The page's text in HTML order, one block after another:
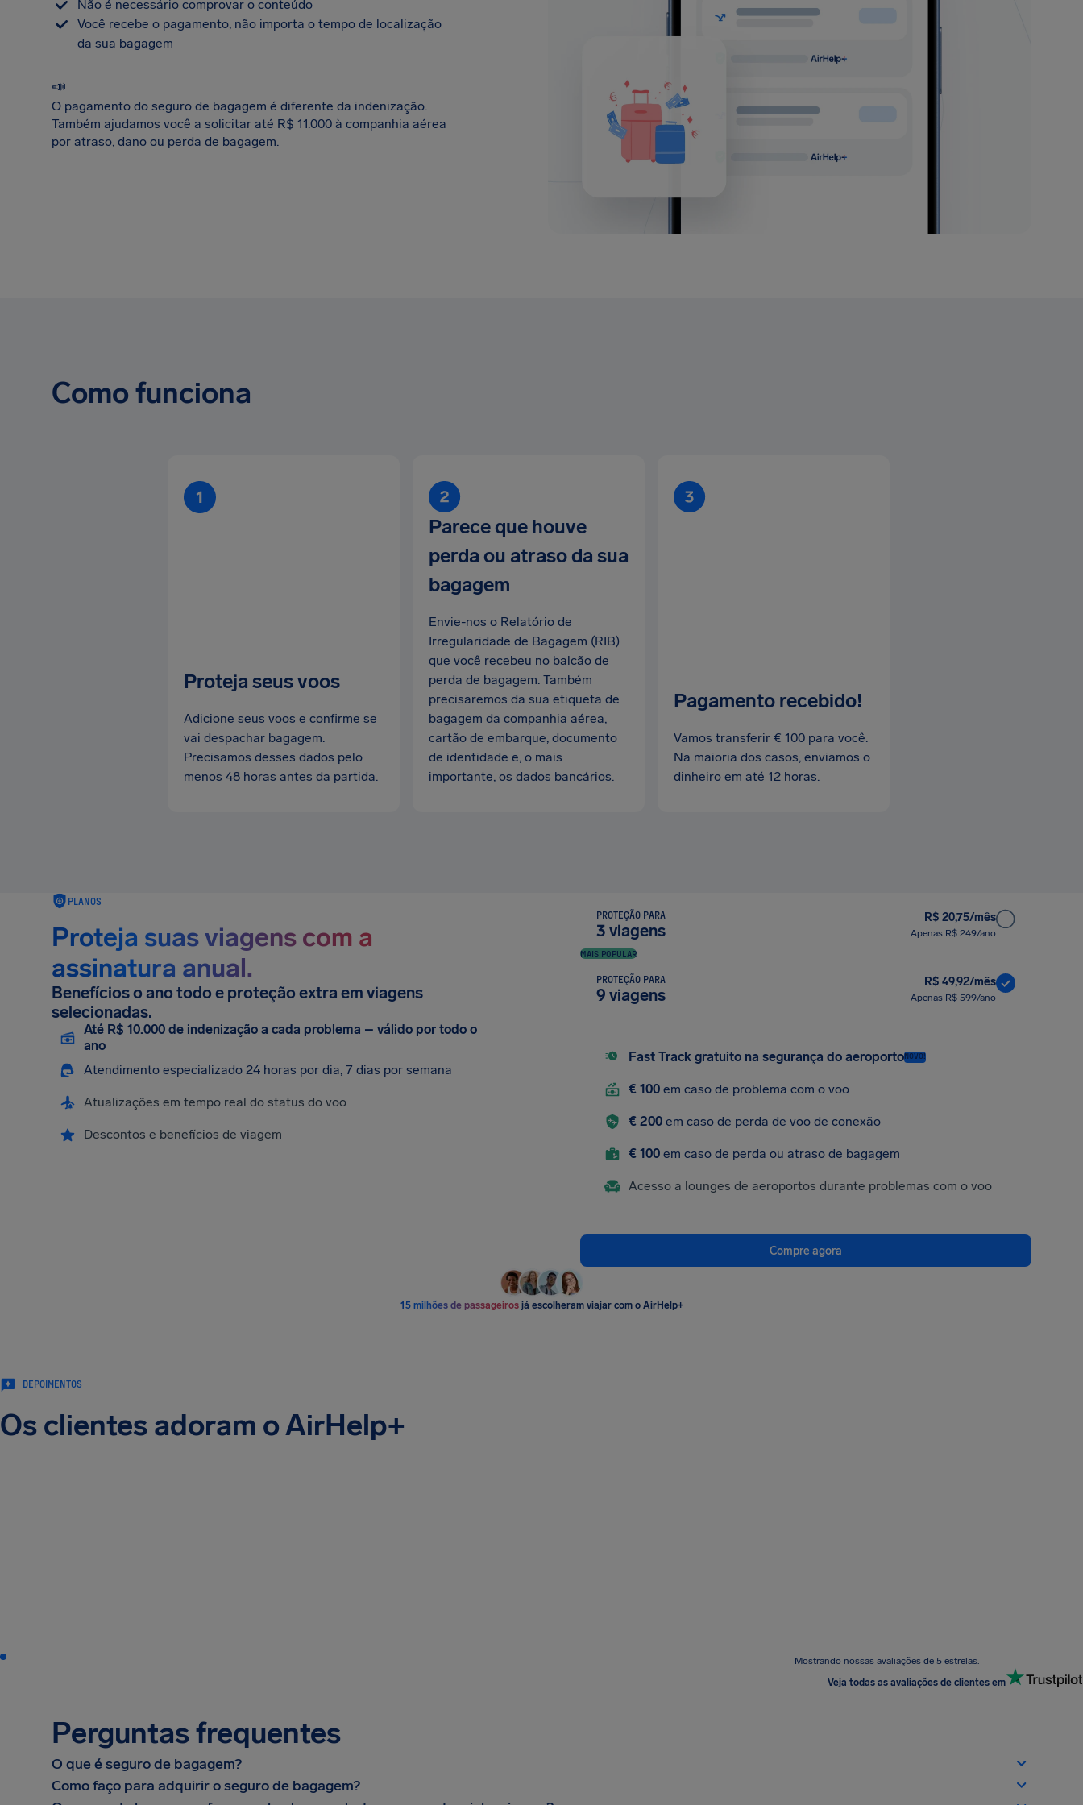
Não é necessário comprovar o conteúdo
Você recebe o pagamento, não importa o tempo de localização
da sua bagagem
📣
O pagamento do seguro de bagagem é diferente da indenização.
Também ajudamos você a solicitar até R$ 11.000 à companhia aérea
por atraso, dano ou perda de bagagem.
Como funciona
Proteja seus voos
Adicione seus voos e confirme se
vai despachar bagagem.
Precisamos desses dados pelo
menos 48 horas antes da partida.
Parece que houve
perda ou atraso da sua
bagagem
Envie-nos o Relatório de
Irregularidade de Bagagem (RIB)
que você recebeu no balcão de
perda de bagagem. Também
precisaremos da sua etiqueta de
bagagem da companhia aérea,
cartão de embarque, documento
de identidade e, o mais
importante, os dados bancários.
Pagamento recebido!
Vamos transferir € 100 para você.
Na maioria dos casos, enviamos o
dinheiro em até 12 horas.
PLANOS
Proteja suas viagens com a
assinatura anual.
Benefícios o ano todo e proteção extra em viagens
selecionadas.
Até R$ 10.000 de indenização a cada problema – válido por todo o
ano
Atendimento especializado 24 horas por dia, 7 dias por semana
Atualizações em tempo real do status do voo
Descontos e benefícios de viagem
PROTEÇÃO PARA
3 viagens
R$ 20,75/mês
Apenas R$ 249/ano
MAIS POPULAR
PROTEÇÃO PARA
9 viagens
R$ 49,92/mês
Apenas R$ 599/ano
Fast Track gratuito na segurança do aeroportoNOVO!
€ 100 em caso de problema com o voo
€ 200 em caso de perda de voo de conexão
€ 100 em caso de perda ou atraso de bagagem
Acesso a lounges de aeroportos durante problemas com o voo
Compre agora
15 milhões de passageirosjá escolheram viajar com o AirHelp+
DEPOIMENTOS
Os clientes adoram o AirHelp+
Mostrando nossas avaliações de 5 estrelas.
Veja todas as avaliações de clientes em
Perguntas frequentes
O que é seguro de bagagem?
Como faço para adquirir o seguro de bagagem?